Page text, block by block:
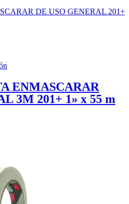
DE USO GENERAL 201+
ENMASCARAR
3M 201+ 1» x 55 m